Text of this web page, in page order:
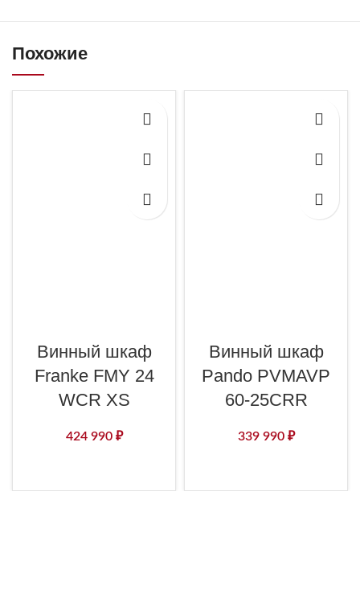
Похожие
Винный шкаф
Franke FMY 24
WCR XS
424 990 ₽
Винный шкаф
Pando PVMAVP
60-25CRR
339 990 ₽